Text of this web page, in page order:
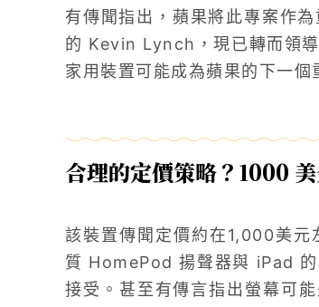
有傳聞指出，蘋果將此專案作
的 Kevin Lynch，現已轉而領
家用裝置可能成為蘋果的下一個
合理的定價策略？1000
該裝置傳聞定價約在1,000美元
質 HomePod 揚聲器與 iPad 的
接受。甚至有傳言指出螢幕可